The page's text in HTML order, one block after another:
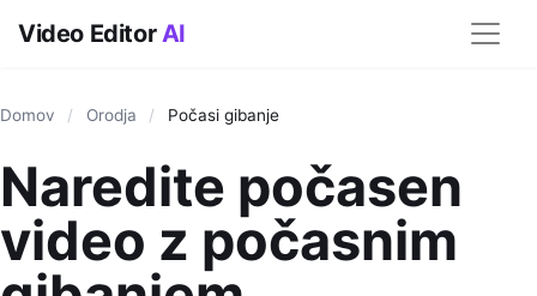
Video EditorAI
Domov / Orodja / Počasi gibanje
Naredite počasen
video z počasnim